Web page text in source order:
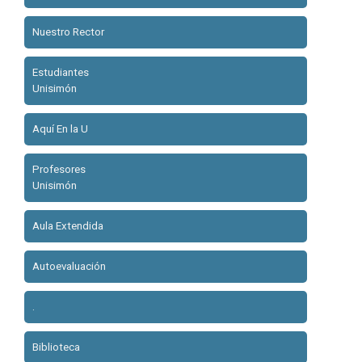
Nuestro Rector
Estudiantes
Unisimón
Aquí En la U
Profesores
Unisimón
Aula Extendida
Autoevaluación
.
Biblioteca